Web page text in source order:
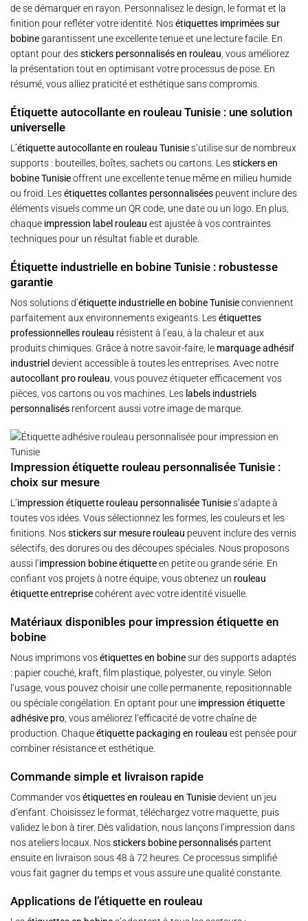
de se démarquer en rayon. Personnalisez le design, le format et la
finition pour refléter votre identité. Nosétiquettes imprimées sur
bobinegarantissent une excellente tenue et une lecture facile. En
optant pour desstickers personnalisés en rouleau , vous améliorez
la présentation tout en optimisant votre processus de pose. En
résumé, vous alliez praticité et esthétique sans compromis.
Étiquette autocollante en rouleau Tunisie : une solution
universelle
L’étiquette autocollante en rouleau Tunisies’utilise sur de nombreux
supports : bouteilles, boîtes, sachets ou cartons. Lesstickers en
bobine Tunisieoffrent une excellente tenue même en milieu humide
ou froid. Lesétiquettes collantes personnalisées peuvent inclure des
éléments visuels comme un QR code, une date ou un logo. En plus,
chaque impression label rouleau est ajustée à vos contraintes
techniques pour un résultat fiable et durable.
Étiquette industrielle en bobine Tunisie : robustesse
garantie
Nos solutions d’étiquette industrielle en bobine Tunisieconviennent
parfaitement aux environnements exigeants. Lesétiquettes
professionnelles rouleau résistent à l’eau, à la chaleur et aux
produits chimiques. Grâce à notre savoir-faire, le marquage adhésif
industriel devient accessible à toutes les entreprises. Avec notre
autocollant pro rouleau , vous pouvez étiqueter efficacement vos
pièces, vos cartons ou vos machines. Les labels industriels
personnalisés renforcent aussi votre image de marque.
Impression étiquette rouleau personnalisée Tunisie :
choix sur mesure
L’impression étiquette rouleau personnalisée Tunisies’adapte à
toutes vos idées. Vous sélectionnez les formes, les couleurs et les
finitions. Nosstickers sur mesure rouleau peuvent inclure des vernis
sélectifs, des dorures ou des découpes spéciales. Nous proposons
aussi l’impression bobine étiquetteen petite ou grande série. En
confiant vos projets à notre équipe, vous obtenez un rouleau
étiquette entreprisecohérent avec votre identité visuelle.
Matériaux disponibles pour impression étiquette en
bobine
Nous imprimons vosétiquettes en bobinesur des supports adaptés
: papier couché, kraft, film plastique, polyester, ou vinyle. Selon
l’usage, vous pouvez choisir une colle permanente, repositionnable
ou spéciale congélation. En optant pour une impression étiquette
adhésive pro , vous améliorez l’efficacité de votre chaîne de
production. Chaqueétiquette packaging en rouleau est pensée pour
combiner résistance et esthétique.
Commande simple et livraison rapide
Commander vosétiquettes en rouleau en Tunisiedevient un jeu
d’enfant. Choisissez le format, téléchargez votre maquette, puis
validez le bon à tirer. Dès validation, nous lançons l’impression dans
nos ateliers locaux. Nosstickers bobine personnalisés partent
ensuite en livraison sous 48 à 72 heures. Ce processus simplifié
vous fait gagner du temps et vous assure une qualité constante.
Applications de l’étiquette en rouleau